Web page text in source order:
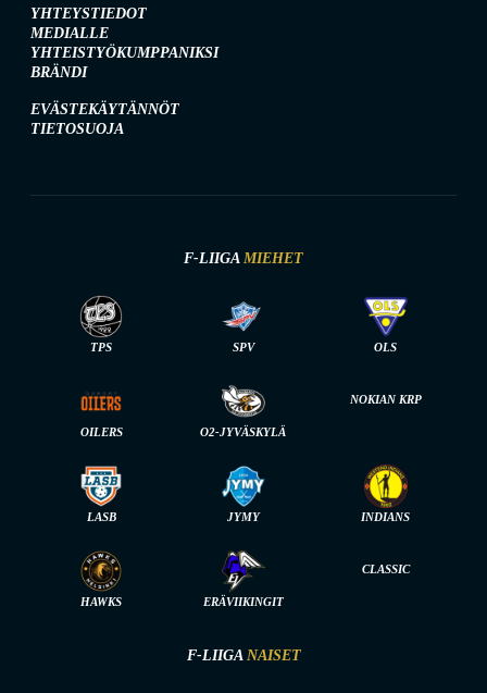
YHTEYSTIEDOT
MEDIALLE
YHTEISTYÖKUMPPANIKSI
BRÄNDI
EVÄSTEKÄYTÄNNÖT
TIETOSUOJA
F-LIIGA MIEHET
TPS SPV OLS
OILERS O2-JYVÄSKYLÄ
NOKIAN KRP
LASB JYMY INDIANS
HAWKS ERÄVIIKINGIT
CLASSIC
F-LIIGA NAISET